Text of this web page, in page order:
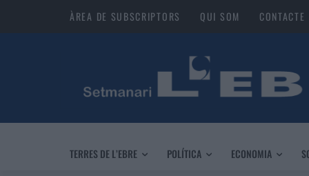
ÀREA DE SUBSCRIPTORS QUI SOM CONTACTE
TERRES DE L’EBRE POLÍTICA ECONOMIA